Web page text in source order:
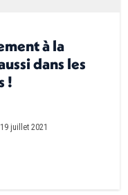
à la
dans les
!
19 juillet 2021